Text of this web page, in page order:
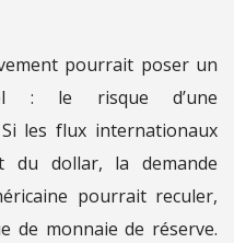
pourrait poser un
: le risque d’une
les flux internationaux
du dollar, la demande
pourrait reculer,
de monnaie de réserve.